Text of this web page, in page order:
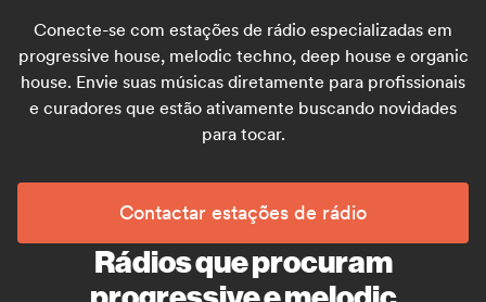
Conecte-se com estações de rádio especializadas em
progressive house, melodic techno, deep house e organic
house. Envie suas músicas diretamente para profissionais
e curadores que estão ativamente buscando novidades
para tocar.
Contactar estações de rádio
Rádios que procuram